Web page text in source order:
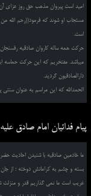
امید است پیروان مذهب حق روز عزای
مستجاب او شوند که فرمود((رحم الله
است.
حرکت همه ساله کاروان صادقیه
میباشد. مفتخریم که این حرکت حماسه
دارالصادقیون گردید.
الحمدالله که این مراسم به عنوان سنتی
پیام فدائیان امام صادق
ما خادمین صادقیه با شنیدن احادیث
بسته و چشم به کراماتش دوخته ؛ از
غریب است ما نمی گذاریم قدر و منزلت